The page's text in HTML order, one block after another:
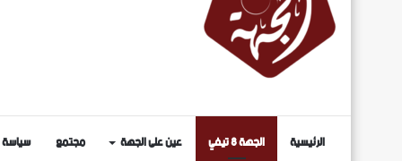
الرئيسية الجهة 8 تيفي عين على الجهة مجتمع سياسة